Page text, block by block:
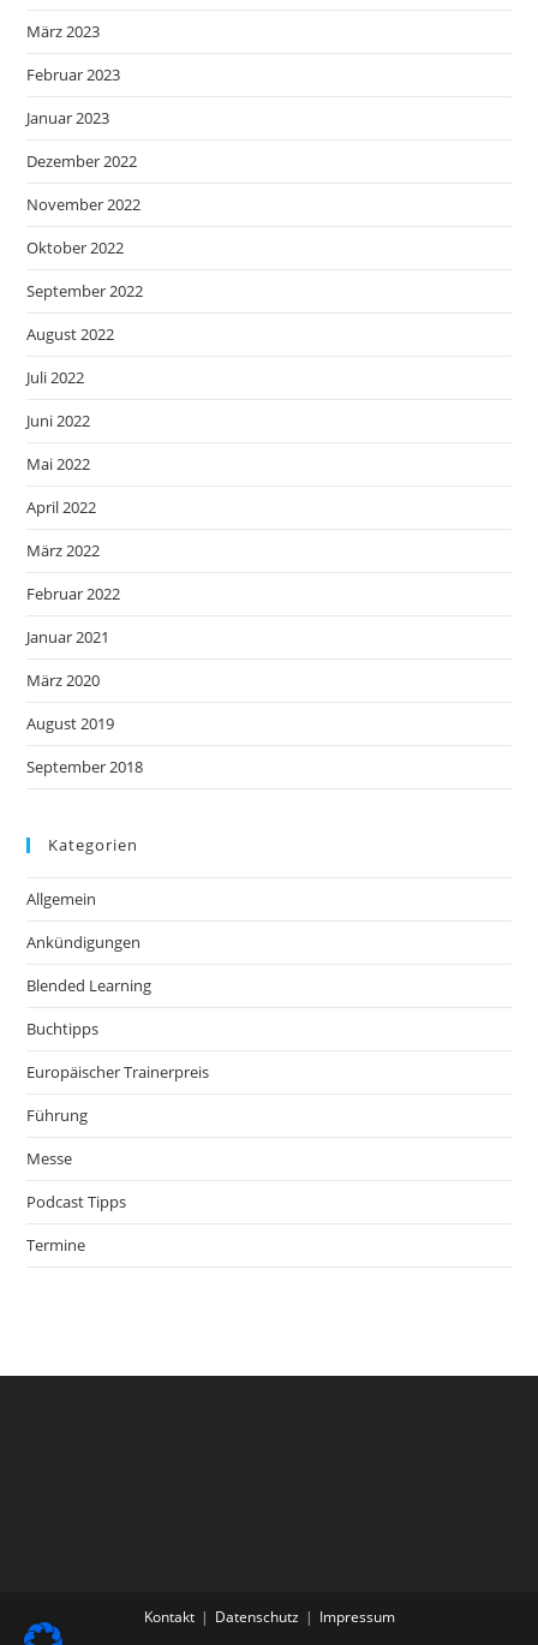
März 2023
Februar 2023
Januar 2023
Dezember 2022
November 2022
Oktober 2022
September 2022
August 2022
Juli 2022
Juni 2022
Mai 2022
April 2022
März 2022
Februar 2022
Januar 2021
März 2020
August 2019
September 2018
Kategorien
Allgemein
Ankündigungen
Blended Learning
Buchtipps
Europäischer Trainerpreis
Führung
Messe
Podcast Tipps
Termine
Kontakt Datenschutz Impressum